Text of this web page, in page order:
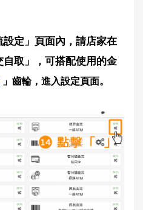
定」頁面內，請店家在
取」，可搭配使用的金
」齒輪，進入設定頁面。